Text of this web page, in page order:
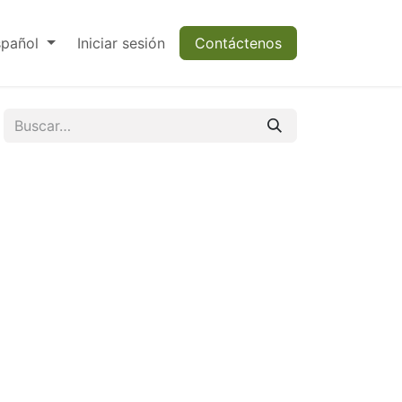
Iniciar sesión Contáctenos